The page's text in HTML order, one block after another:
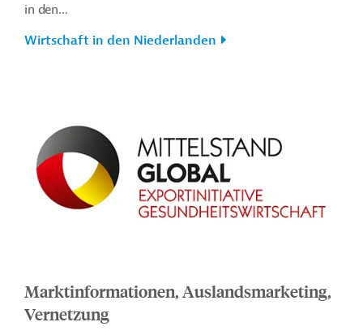
in den...
Wirtschaft in den Niederlanden
Marktinformationen, Auslandsmarketing,
Vernetzung